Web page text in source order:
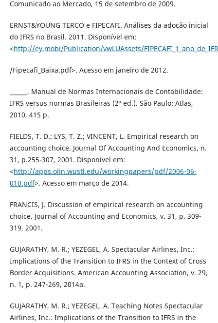
Comunicado ao Mercado, 15 de setembro de 2009.
ERNST&YOUNG TERCO e FIPECAFI. Análises da adoção inicial
do IFRS no Brasil. 2011. Disponível em:
<http://ey.mobi/Publication/vwLUAssets/
/Fipecafi_Baixa.pdf>. Acesso em janeiro de 2012.
______. Manual de Normas Internacionais de Contabilidade:
IFRS versus normas Brasileiras (2ª ed.). São Paulo: Atlas,
2010, 415 p.
FIELDS, T. D.; LYS, T. Z.; VINCENT, L. Empirical research on
accounting choice. Journal Of Accounting And Economics, n.
31, p.255-307, 2001. Disponível em:
<http://apps.olin.wustl.edu/workingpapers/pdf/2006-06-
010.pdf>. Acesso em março de 2014.
FRANCIS, J. Discussion of empirical research on accounting
choice. Journal of Accounting and Economics, v. 31, p. 309-
319, 2001.
GUJARATHY, M. R.; YEZEGEL, A. Spectacular Airlines, Inc.:
Implications of the Transition to IFRS in the Context of Cross
Border Acquisitions. American Accounting Association, v. 29,
n. 1, p. 247-269, 2014a.
GUJARATHY, M. R.; YEZEGEL, A. Teaching Notes Spectacular
Airlines, Inc.: Implications of the Transition to IFRS in the